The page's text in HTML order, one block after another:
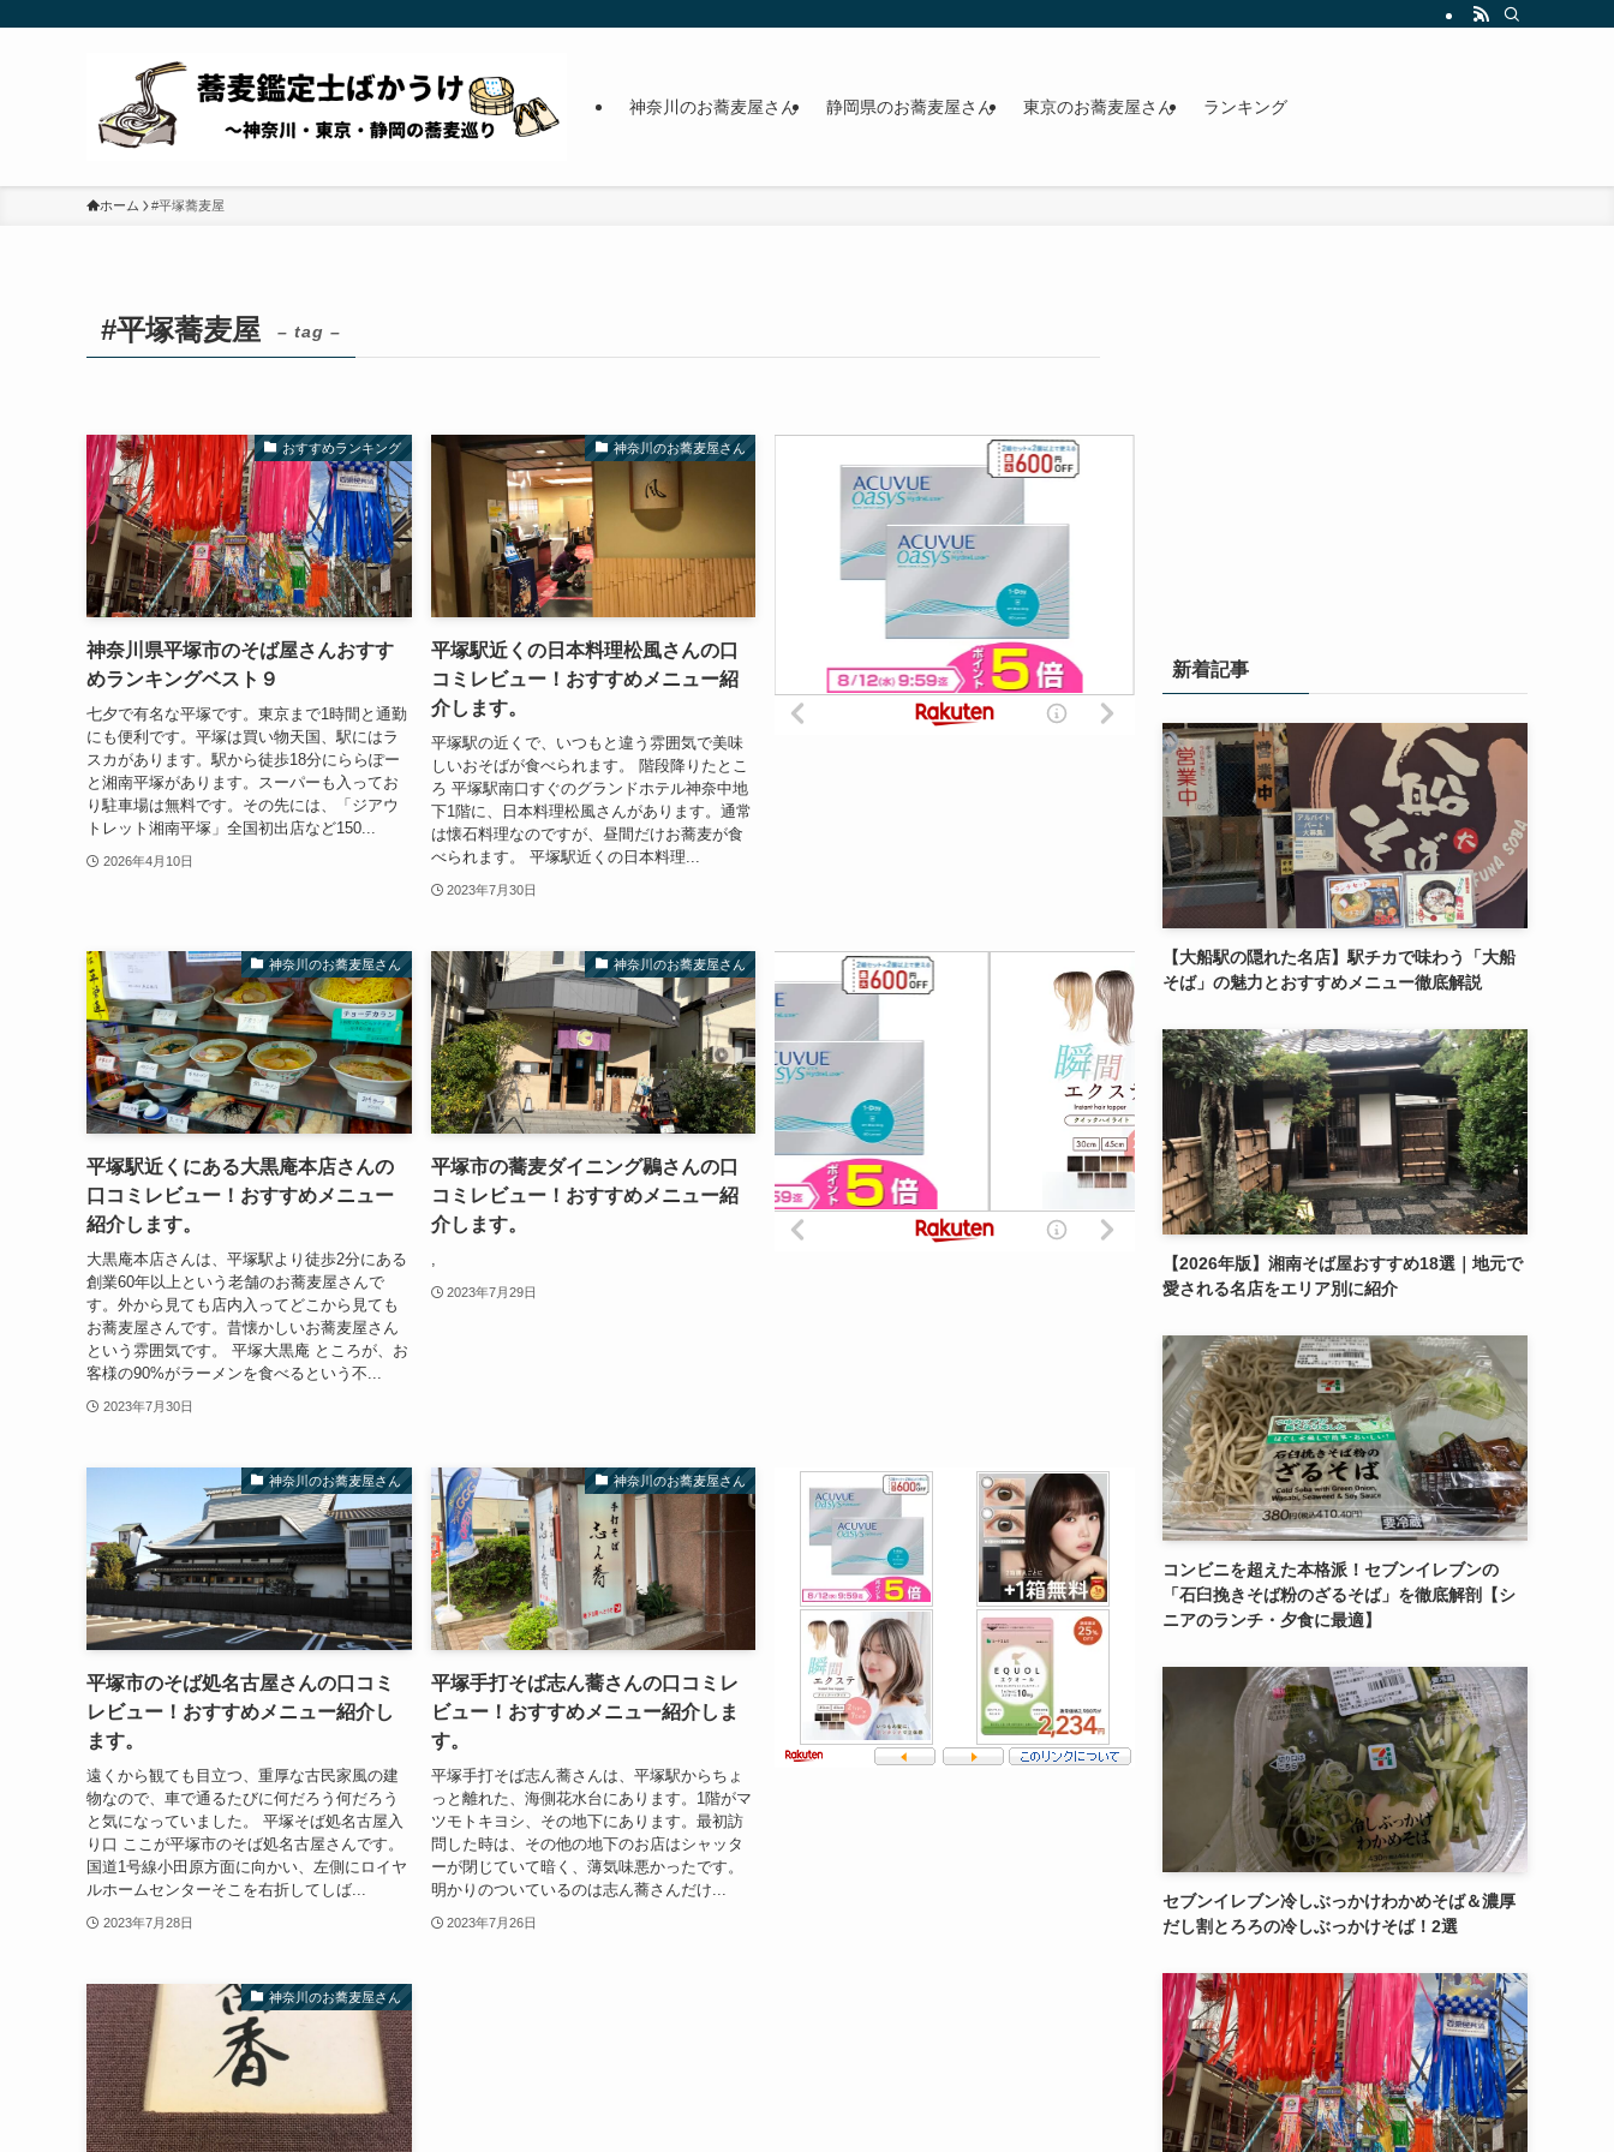
神奈川のお蕎麦屋さん 静岡県のお蕎麦屋さん 東京のお蕎麦屋さん ランキング
ホーム #平塚蕎麦屋
#平塚蕎麦屋 – tag –
おすすめランキング
神奈川県平塚市のそば屋さんおすす
めランキングベスト９
七夕で有名な平塚です。東京まで1時間と通勤
にも便利です。平塚は買い物天国、駅にはラ
スカがあります。駅から徒歩18分にららぽー
と湘南平塚があります。スーパーも入ってお
り駐車場は無料です。その先には、「ジアウ
トレット湘南平塚」全国初出店など150...
2026年4月10日
神奈川のお蕎麦屋さん
平塚駅近くの日本料理松風さんの口
コミレビュー！おすすめメニュー紹
介します。
平塚駅の近くで、いつもと違う雰囲気で美味
しいおそばが食べられます。 階段降りたとこ
ろ 平塚駅南口すぐのグランドホテル神奈中地
下1階に、日本料理松風さんがあります。通常
は懐石料理なのですが、昼間だけお蕎麦が食
べられます。 平塚駅近くの日本料理...
2023年7月30日
神奈川のお蕎麦屋さん
平塚駅近くにある大黒庵本店さんの
口コミレビュー！おすすめメニュー
紹介します。
大黒庵本店さんは、平塚駅より徒歩2分にある
創業60年以上という老舗のお蕎麦屋さんで
す。外から見ても店内入ってどこから見ても
お蕎麦屋さんです。昔懐かしいお蕎麦屋さん
という雰囲気です。 平塚大黒庵 ところが、お
客様の90%がラーメンを食べるという不...
2023年7月30日
神奈川のお蕎麦屋さん
平塚市の蕎麦ダイニング鶍さんの口
コミレビュー！おすすめメニュー紹
介します。
2023年7月29日
神奈川のお蕎麦屋さん
平塚市のそば処名古屋さんの口コミ
レビュー！おすすめメニュー紹介し
ます。
遠くから観ても目立つ、重厚な古民家風の建
物なので、車で通るたびに何だろう何だろう
と気になっていました。 平塚そば処名古屋入
り口 ここが平塚市のそば処名古屋さんです。
国道1号線小田原方面に向かい、左側にロイヤ
ルホームセンターそこを右折してしば...
2023年7月28日
神奈川のお蕎麦屋さん
平塚手打そば志ん蕎さんの口コミレ
ビュー！おすすめメニュー紹介しま
す。
平塚手打そば志ん蕎さんは、平塚駅からちょ
っと離れた、海側花水台にあります。1階がマ
ツモトキヨシ、その地下にあります。最初訪
問した時は、その他の地下のお店はシャッタ
ーが閉じていて暗く、薄気味悪かったです。
明かりのついているのは志ん蕎さんだけ...
2023年7月26日
神奈川のお蕎麦屋さん
新着記事
【大船駅の隠れた名店】駅チカで味わう「大船
そば」の魅力とおすすめメニュー徹底解説
【2026年版】湘南そば屋おすすめ18選｜地元で
愛される名店をエリア別に紹介
コンビニを超えた本格派！セブンイレブンの
「石臼挽きそば粉のざるそば」を徹底解剖【シ
ニアのランチ・夕食に最適】
セブンイレブン冷しぶっかけわかめそば＆濃厚
だし割とろろの冷しぶっかけそば！2選